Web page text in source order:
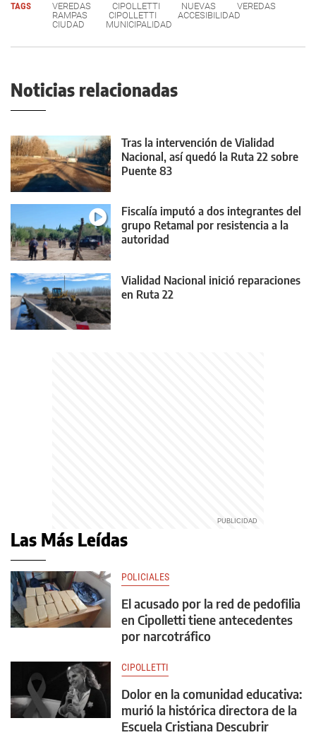
TAGS VEREDAS CIPOLLETTI NUEVAS
VEREDAS
RAMPAS
CIPOLLETTI
ACCESIBILIDAD
CIUDAD
MUNICIPALIDAD
Noticias relacionadas
Tras la intervención de Vialidad
Nacional, así quedó la Ruta 22 sobre
Puente 83
Fiscalía imputó a dos integrantes del
grupo Retamal por resistencia a la
autoridad
Vialidad Nacional inició reparaciones
en Ruta 22
Las Más Leídas
POLICIALES
El acusado por la red de pedofilia
en Cipolletti tiene antecedentes
por narcotráfico
CIPOLLETTI
Dolor en la comunidad educativa:
murió la histórica directora de la
Escuela Cristiana Descubrir